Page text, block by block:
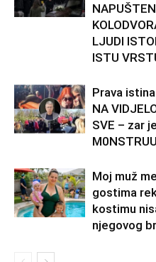
LJUDI
ISTU
Prava
NA
SVE – zar
Moj muž
gostima
kostimu
njegovog